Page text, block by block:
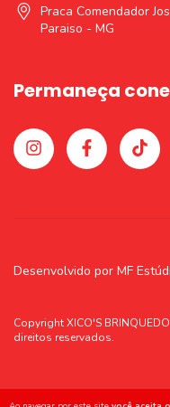
Praca Comendador
Paraiso - MG
Permaneça
Desenvolvido por MF
Copyright XICO'S
direitos reservados.